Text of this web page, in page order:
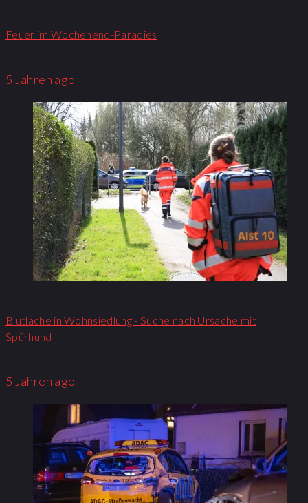
Feuer im Wochenend-Paradies
5 Jahren ago
Blutlache in Wohnsiedlung - Suche nach Ursache mit
Spürhund
5 Jahren ago